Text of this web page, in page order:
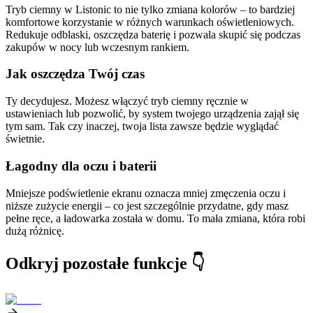
Tryb ciemny w Listonic to nie tylko zmiana kolorów – to bardziej
komfortowe korzystanie w różnych warunkach oświetleniowych.
Redukuje odblaski, oszczędza baterię i pozwala skupić się podczas
zakupów w nocy lub wczesnym rankiem.
Jak oszczędza Twój czas
Ty decydujesz. Możesz włączyć tryb ciemny ręcznie w
ustawieniach lub pozwolić, by system twojego urządzenia zajął się
tym sam. Tak czy inaczej, twoja lista zawsze będzie wyglądać
świetnie.
Łagodny dla oczu i baterii
Mniejsze podświetlenie ekranu oznacza mniej zmęczenia oczu i
niższe zużycie energii – co jest szczególnie przydatne, gdy masz
pełne ręce, a ładowarka została w domu. To mała zmiana, która robi
dużą różnicę.
Odkryj pozostałe funkcje 👇